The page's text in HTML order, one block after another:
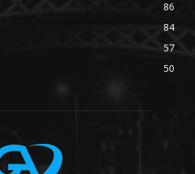
86
84
57
50